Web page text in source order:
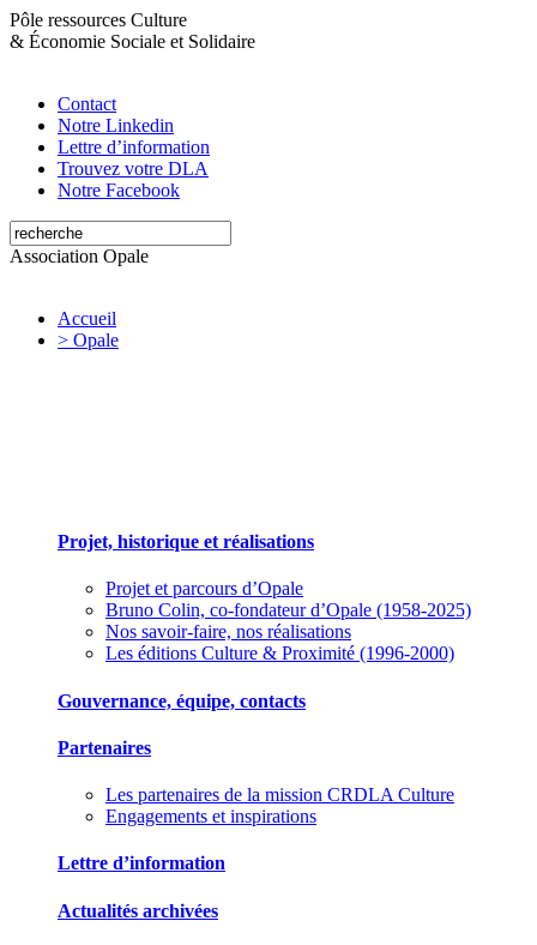
Pôle ressources Culture
& Économie Sociale et Solidaire
Contact
Notre Linkedin
Lettre d’information
Trouvez votre DLA
Notre Facebook
Association Opale
Accueil
> Opale
Projet, historique et réalisations
Projet et parcours d’Opale
Bruno Colin, co-fondateur d’Opale (1958-2025)
Nos savoir-faire, nos réalisations
Les éditions Culture & Proximité (1996-2000)
Gouvernance, équipe, contacts
Partenaires
Les partenaires de la mission CRDLA Culture
Engagements et inspirations
Lettre d’information
Actualités archivées